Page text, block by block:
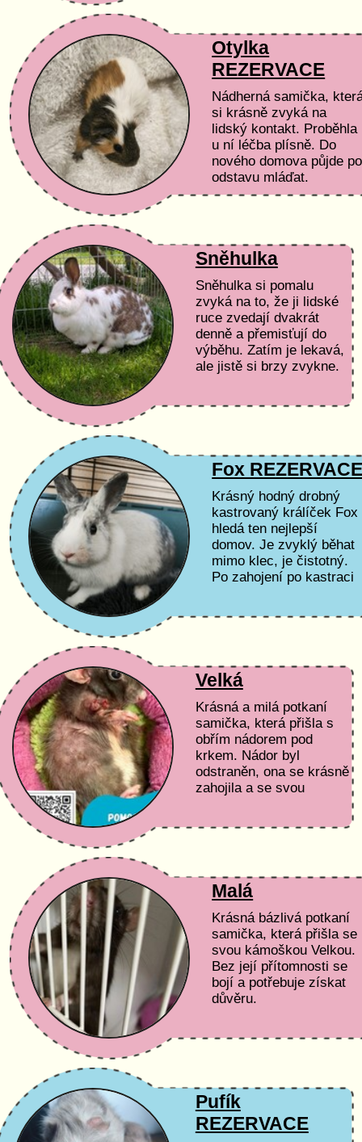
Otylka
REZERVACE
Nádherná samička,
si krásně zvyká na
lidský kontakt. Proběhla
u ní léčba plísně. Do
nového domova půjde po
odstavu mláďat.
Podmínky adopce a
Sněhulka
Sněhulka si pomalu
zvyká na to, že ji lidské
ruce zvedají dvakrát
denně a přemisťují do
výběhu. Zatím je lekavá,
ale jistě si brzy zvykne.
Fox
Krásný hodný drobný
kastrovaný králíček Fox
hledá ten nejlepší
domov. Je zvyklý běhat
mimo klec, je čistotný.
Po zahojení po kastraci
Velká
Krásná a milá potkaní
samička, která přišla s
obřím nádorem pod
krkem. Nádor byl
odstraněn, ona se krásně
zahojila a se svou
Malá
Krásná bázlivá potkaní
samička, která přišla se
svou kámoškou Velkou.
Bez její přítomnosti se
bojí a potřebuje získat
důvěru.
Pufík
REZERVACE